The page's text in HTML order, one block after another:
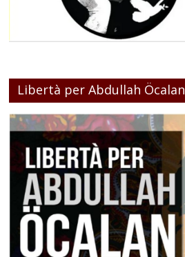
Libertà per Abdullah Öcalan